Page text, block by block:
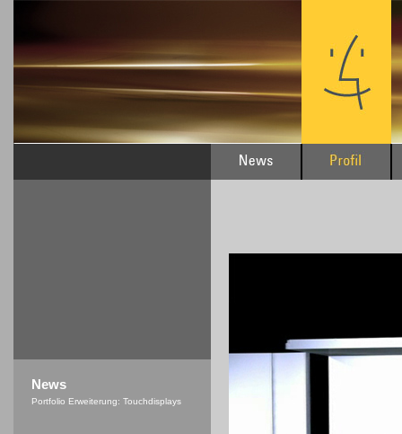
News
Portfolio Erweiterung: Touchdisplays